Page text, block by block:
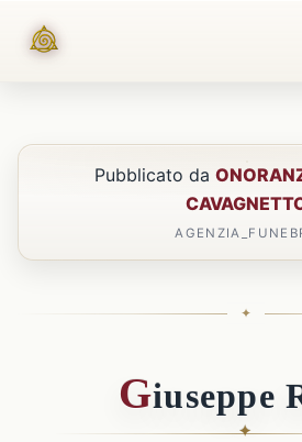
Pubblicato da
Giuseppe